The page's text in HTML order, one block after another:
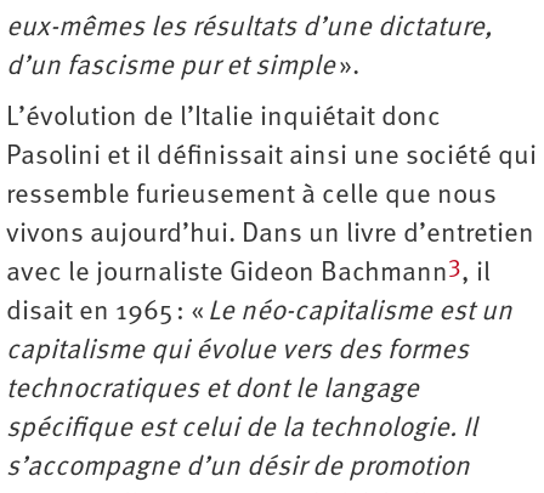
eux-mêmes les résultats d’une dictature,
d’un fascisme pur et simple».
L’évolution de l’Italie inquiétait donc
Pasolini et il définissait ainsi une société qui
ressemble furieusement à celle que nous
vivons aujourd’hui. Dans un livre d’entretien
avec le journaliste Gideon Bachmann3, il
disait en 1965 : « Le néo-capitalisme est un
capitalisme qui évolue vers des formes
technocratiques et dont le langage
spécifique est celui de la technologie. Il
s’accompagne d’un désir de promotion